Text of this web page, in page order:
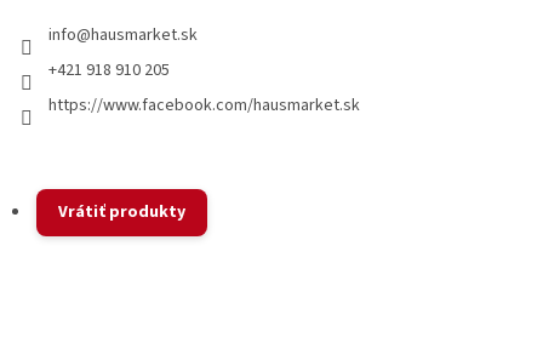
info@hausmarket.sk
+421 918 910 205
https://www.facebook.com/hausmarket.sk
Vrátiť produkty